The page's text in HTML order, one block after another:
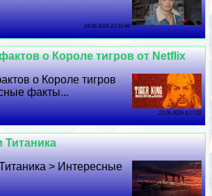
24 06 2026 23:10:44
о Короле тигров от Netflix
о Короле тигров
факты...
23 06 2026 4:17:22
Титаника
> Интересные